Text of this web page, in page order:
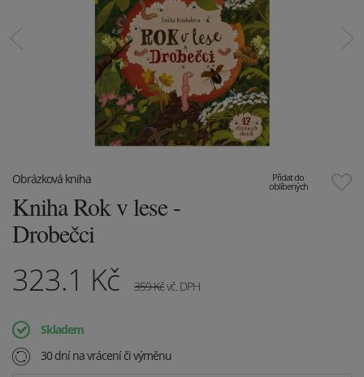
Přidat do
oblíbených
Obrázková kniha
Kniha Rok v lese -
Drobečci
323.1 Kč 359Kčvč. DPH
Skladem
30 dní na vrácení či výměnu